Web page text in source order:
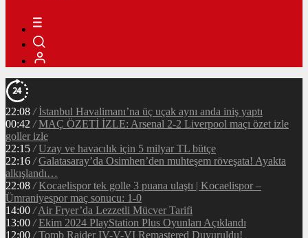
22:08 / İstanbul Havalimanı’na üç uçak aynı anda iniş yaptı
00:42 / MAÇ ÖZETİ İZLE: Arsenal 2-2 Liverpool maçı özet izle
goller izle
22:15 / Uzay ve havacılık için 5 milyar TL bütçe
22:16 / Galatasaray’da Osimhen’den muhteşem röveşata! Ayakta
alkışlandı…
22:08 / Kocaelispor tek golle 3 puana ulaştı | Kocaelispor –
Ümraniyespor maç sonucu: 1-0
14:00 / Air Fryer’da Lezzetli Mücver Tarifi
13:00 / Ekim 2024 PlayStation Plus Oyunları Açıklandı
12:00 / Tomb Raider IV-V-VI Remastered Duyuruldu!